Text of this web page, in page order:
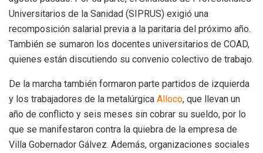
Universitarios de la Sanidad (SIPRUS) exigió una
recomposición salarial previa a la paritaria del próximo año.
También se sumaron los docentes universitarios de COAD,
quienes están discutiendo su convenio colectivo de trabajo.
De la marcha también formaron parte partidos de izquierda
y los trabajadores de la metalúrgica Alloco, que llevan un
año de conflicto y seis meses sin cobrar su sueldo, por lo
que se manifestaron contra la quiebra de la empresa de
Villa Gobernador Gálvez. Además, organizaciones sociales